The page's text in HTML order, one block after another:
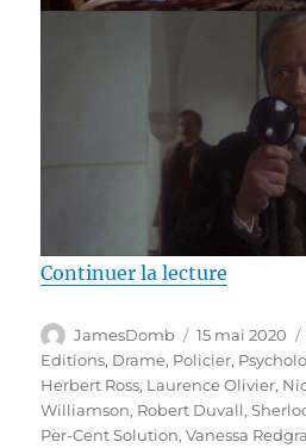
Continuer la lecture
Auteur
JamesDomb
Publié
le
15 mai 2020
Editions, Drame, Policier,
Herbert Ross, Laurence Olivier,
Williamson, Robert Duvall,
Per-Cent Solution,Vanessa